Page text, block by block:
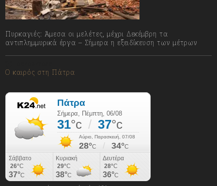
Πυρκαγιές: Άμεσα οι μελέτες, μέχρι Δεκέμβρη τα
αντιπλημμυρικά έργα – Σήμερα η εξειδίκευση των μέτρων
Ο καιρός στη Πάτρα